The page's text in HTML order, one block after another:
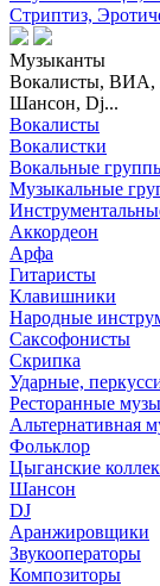
Стриптиз,
Музыканты
Вокалисты, ВИА,
Шансон, Dj...
Вокалисты
Вокалистки
Вокальные
Музыкальные
Аккордеон
Арфа
Гитаристы
Клавишники
Народные
Саксофонисты
Скрипка
Ударные,
Ресторанные
Альтернативная
Фольклор
Цыганские
Шансон
DJ
Аранжировщики
Звукооператоры
Композиторы